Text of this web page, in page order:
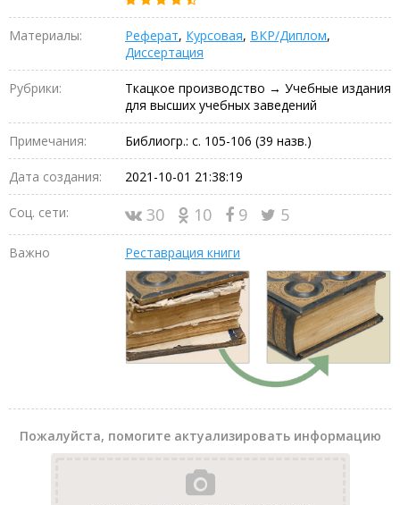
Материалы: Реферат, Курсовая, ВКР/Диплом,
Диссертация
Рубрики:
Ткацкое производство → Учебные издания
для высших учебных заведений
Примечания: Библиогр.: с. 105-106 (39 назв.)
Дата создания: 2021-10-01 21:38:19
Соц. сети: 30 10 9 5
Важно Реставрация книги
Пожалуйста, помогите актуализировать информацию